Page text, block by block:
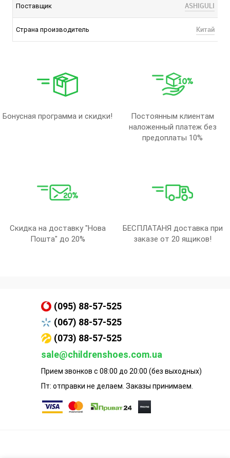
Поставщик ASHIGULI
Страна производитель Китай
Бонусная программа и скидки!
Постоянным клиентам
наложенный платеж без
предоплаты 10%
Скидка на доставку "Нова
Пошта" до 20%
БЕСПЛАТАНЯ доставка при
заказе от 20 ящиков!
(095) 88-57-525
(067) 88-57-525
(073) 88-57-525
sale@childrenshoes.com.ua
Прием звонков с 08:00 до 20:00 (без выходных)
Пт: отправки не делаем. Заказы принимаем.